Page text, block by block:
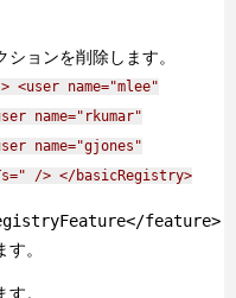
ョンを削除します。
name="mlee"
name="rkumar"
name="gjones"
/> </basicRegistry>
feature>
。
。